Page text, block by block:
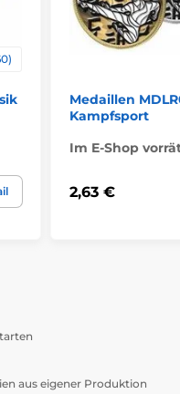
Medaillen
Kampfsport
Im E-Shop
2,63 €
aus eigener Produktion